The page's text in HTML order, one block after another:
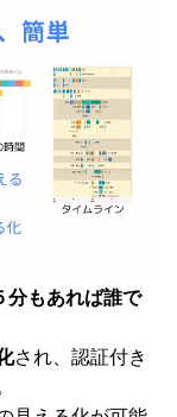
分もあれば誰で
され、認証付き